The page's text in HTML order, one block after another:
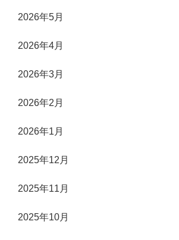
2026年5月
2026年4月
2026年3月
2026年2月
2026年1月
2025年12月
2025年11月
2025年10月